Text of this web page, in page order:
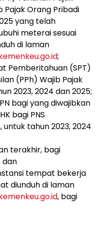
PajakOrang Pribadi
yang telah
meteraisesuai
di laman
;
Pemberitahuan (SPT)
(PPh) Wajib Pajak
2023, 2024 dan 2025;
bagiyangdiwajibkan
bagi PNS
tahun 2023, 2024
terakhir, bagi
dan
tempat bekerja
diunduhdi laman
, bagi